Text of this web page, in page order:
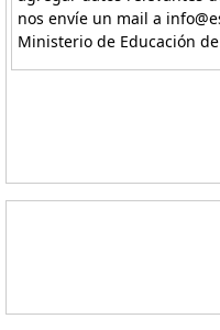
nos envíe un mail a
Ministerio de Educación